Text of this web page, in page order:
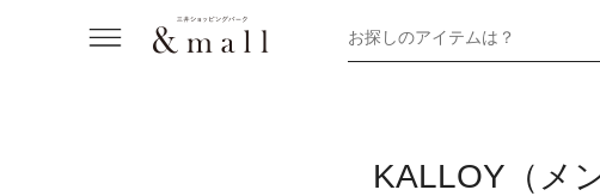
お探しのアイテムは？
KALLOY（メ